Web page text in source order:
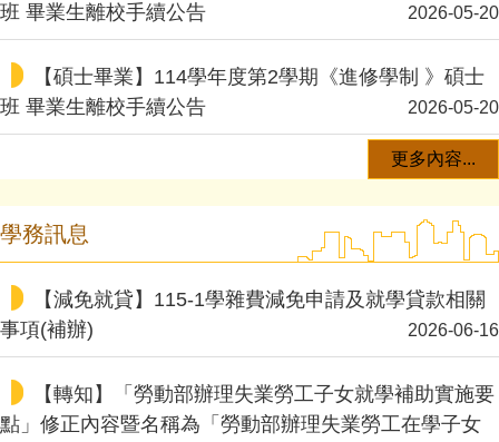
班 畢業生離校手續公告
2026-05-20
【碩士畢業】114學年度第2學期《進修學制 》碩士
班 畢業生離校手續公告
2026-05-20
更多內容...
學務訊息
【減免就貸】115-1學雜費減免申請及就學貸款相關
事項(補辦)
2026-06-16
【轉知】「勞動部辦理失業勞工子女就學補助實施要
點」修正內容暨名稱為「勞動部辦理失業勞工在學子女